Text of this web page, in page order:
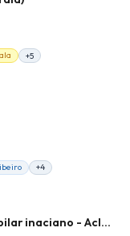
+5
+4
TUA PALAVRA - Missa do ano jubilar inaciano - Aclamação ao evangelho